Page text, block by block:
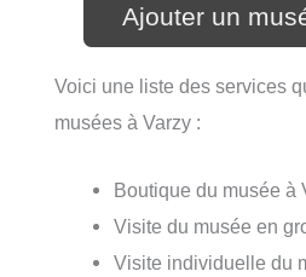
Ajouter un
Voici une liste des services
musées à Varzy :
Boutique du musée à
Visite du musée en
Visite individuelle du